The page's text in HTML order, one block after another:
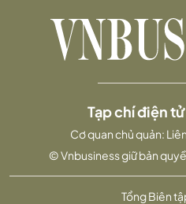
Tổng Biên
Tạp chí điện
Cơ quan chủ quản:
© Vnbusiness giữ bản